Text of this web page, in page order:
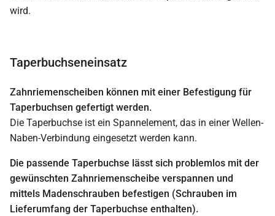
Taperbuchseneinsatz
Zahnriemenscheiben können mit einer Befestigung für
Taperbuchsen gefertigt werden.
Die Taperbuchse ist ein Spannelement, das in einer Wellen-
Naben-Verbindung eingesetzt werden kann.
Die passende Taperbuchse lässt sich problemlos mit der
gewünschten Zahnriemenscheibe verspannen und
mittels Madenschrauben befestigen (Schrauben im
Lieferumfang der Taperbuchse enthalten).